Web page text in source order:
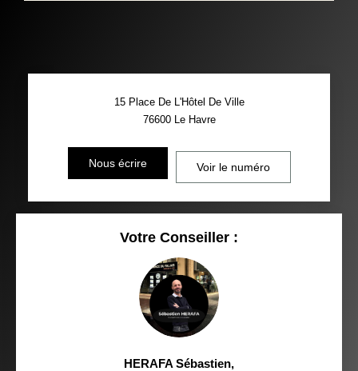
15 Place De L'Hôtel De Ville
76600 Le Havre
Nous écrire Voir le numéro
Votre Conseiller :
HERAFA Sébastien,